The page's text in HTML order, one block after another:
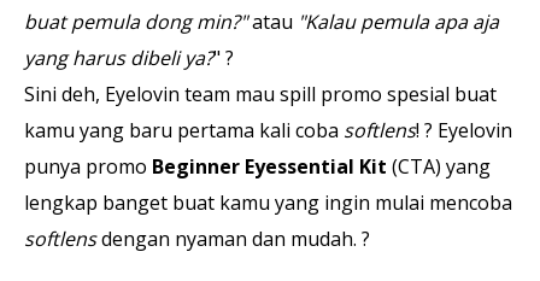
buat pemula dong min?"atau "Kalau pemula apa aja
yang harus dibeli ya?" ?
Sini deh, Eyelovin team mau spill promo spesial buat
kamu yang baru pertama kali coba softlens! ? Eyelovin
punya promo Beginner Eyessential Kit (CTA) yang
lengkap banget buat kamu yang ingin mulai mencoba
softlensdengan nyaman dan mudah. ?